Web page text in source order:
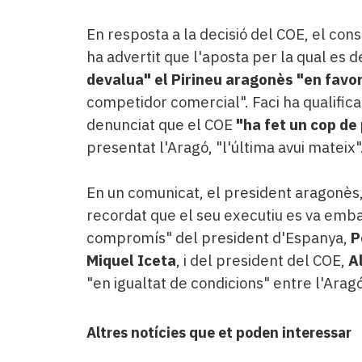
En resposta a la decisió del COE, el
ha advertit que l'aposta per la qual es
devalua" el Pirineu aragonès "en
competidor comercial". Faci ha
denunciat que el COE "ha fet un cop
presentat l'Aragó, "l'última avui
En un comunicat, el president
recordat que el seu executiu es va
compromís" del president d'Espanya,
Miquel Iceta, i del president del COE,
"en igualtat de condicions" entre
Altres notícies que et poden interessar